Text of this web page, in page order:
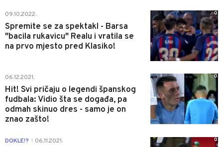
09.10.2022.
Spremite se za spektakl - Barsa
"bacila rukavicu" Realu i vratila se
na prvo mjesto pred Klasiko!
0
06.12.2021.
Hit! Svi pričaju o legendi španskog
fudbala: Vidio šta se događa, pa
odmah skinuo dres - samo je on
znao zašto!
0
DOKLE!? 06.11.2021. 0